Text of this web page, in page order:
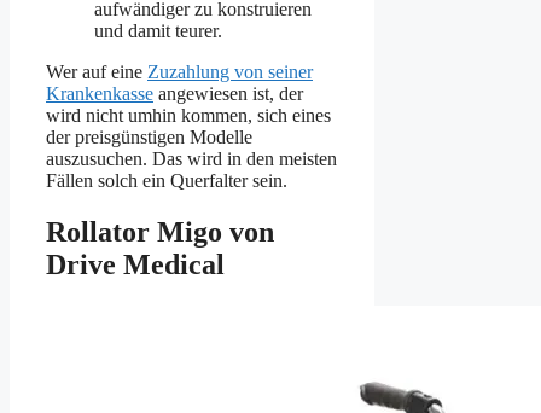
aufwändiger zu konstruieren
und damit teurer.
Wer auf eine Zuzahlung von seiner
Krankenkasse angewiesen ist, der
wird nicht umhin kommen, sich eines
der preisgünstigen Modelle
auszusuchen. Das wird in den meisten
Fällen solch ein Querfalter sein.
Rollator Migo von
Drive Medical